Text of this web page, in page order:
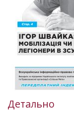
Детально